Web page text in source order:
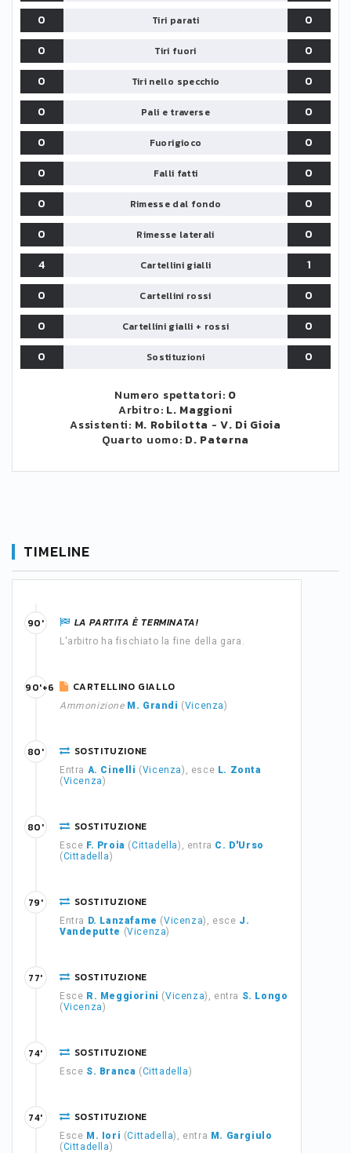
0 Tiri parati
0
0
Tiri fuori
0
0
Tiri nello specchio
0
0
Pali e traverse
0
0
Fuorigioco
0
0
Falli fatti
0
0
Rimesse dal fondo
0
0
Rimesse laterali
0
4
Cartellini gialli
1
0
Cartellini rossi
0
0
Cartellini gialli + rossi
0
0
Sostituzioni 0
Numero spettatori: 0
Arbitro: L. Maggioni
Assistenti: M. Robilotta -V. Di Gioia
Quarto uomo: D. Paterna
TIMELINE
LA PARTITA È TERMINATA!
L'arbitro ha fischiato la fine della gara.
90'
CARTELLINO GIALLO
Ammonizione M. Grandi (Vicenza)
90'+6
SOSTITUZIONE
Entra A. Cinelli (Vicenza), esce L. Zonta
(Vicenza)
80'
SOSTITUZIONE
Esce F. Proia (Cittadella), entra C. D'Urso
(Cittadella)
80'
SOSTITUZIONE
Entra D. Lanzafame (Vicenza), esce J.
Vandeputte (Vicenza)
79'
SOSTITUZIONE
Esce R. Meggiorini (Vicenza), entra S. Longo
(Vicenza)
77'
SOSTITUZIONE
Esce S. Branca (Cittadella)
74'
SOSTITUZIONE
Esce M. Iori (Cittadella), entra M. Gargiulo
(Cittadella)
74'